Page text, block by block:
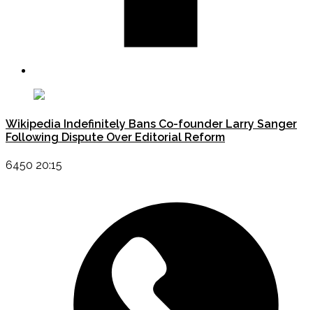
Wikipedia Indefinitely Bans Co-founder Larry Sanger
Following Dispute Over Editorial Reform
6450 20:15